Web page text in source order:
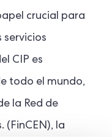
crucial para
servicios
CIP es
todo el mundo,
la Red de
( FinCEN), la